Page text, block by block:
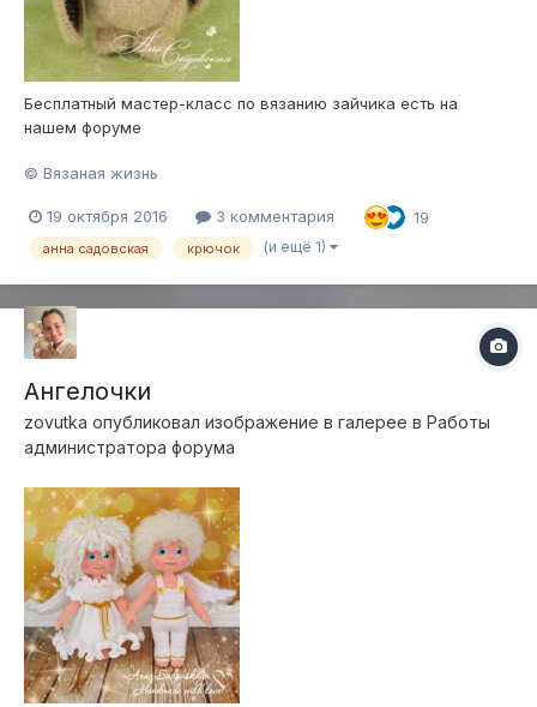
Бесплатный мастер-класс по вязанию зайчика есть на
нашем форуме
© Вязаная жизнь
19 октября 2016 3 комментария 19
анна садовская крючок (и ещё 1)
Ангелочки
zovutka опубликовал изображение в галерее в Работы
администратора форума